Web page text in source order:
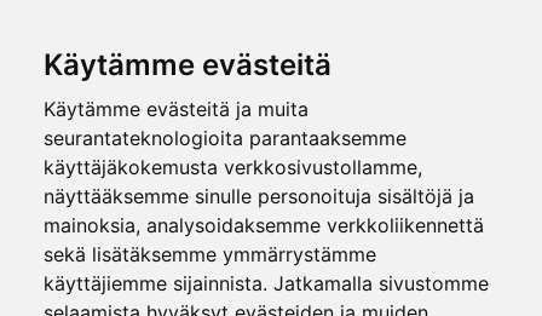
Käytämme evästeitä
Käytämme evästeitä ja muita
seurantateknologioita parantaaksemme
käyttäjäkokemusta verkkosivustollamme,
näyttääksemme sinulle personoituja sisältöjä ja
mainoksia, analysoidaksemme verkkoliikennettä
sekä lisätäksemme ymmärrystämme
käyttäjiemme sijainnista. Jatkamalla sivustomme